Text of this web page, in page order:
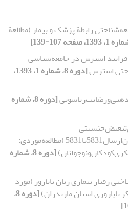
رابطة پزشک و بیمار (مطالعة
استرس در جامعه‌شناسی
استرس
[دوره 8، شماره 1، 1393،
[دوره 8، شماره
در‌کتابهای‌داستانی‌تالیفی‌کودکان‌از‌سال‌‌5831تا‌‌5831 (مطالعه‌موردی‌: ‌
[دوره 8، شماره
رفتار بیماری زنان نابارور (مورد
ناباروری استان مازندران)
[دوره 8،